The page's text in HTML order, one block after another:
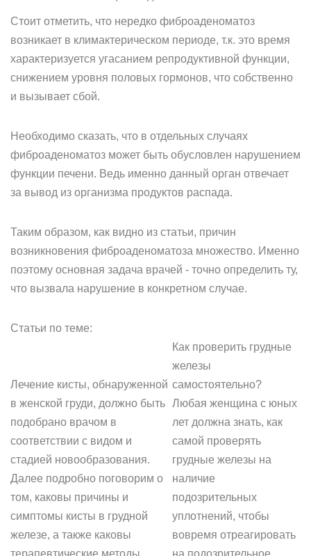
Стоит отметить, что нередко фиброаденоматоз
возникает в климактерическом периоде, т.к. это время
характеризуется угасанием репродуктивной функции,
снижением уровня половых гормонов, что собственно
и вызывает сбой.
Необходимо сказать, что в отдельных случаях
фиброаденоматоз может быть обусловлен нарушением
функции печени. Ведь именно данный орган отвечает
за вывод из организма продуктов распада.
Таким образом, как видно из статьи, причин
возникновения фиброаденоматоза множество. Именно
поэтому основная задача врачей - точно определить ту,
что вызвала нарушение в конкретном случае.
Статьи по теме:
Лечение кисты, обнаруженной
в женской груди, должно быть
подобрано врачом в
соответствии с видом и
стадией новообразования.
Далее подробно поговорим о
том, каковы причины и
симптомы кисты в грудной
железе, а также каковы
терапевтические методы
Как проверить грудные
железы
самостоятельно?
Любая женщина с юных
лет должна знать, как
самой проверять
грудные железы на
наличие
подозрительных
уплотнений, чтобы
вовремя отреагировать
на подозрительное